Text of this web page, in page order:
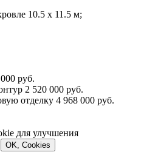
10.5 х 11.5 м;
руб.
2 520 000 руб.
отделку 4 968 000 руб.
для улучшения
OK, Cookies